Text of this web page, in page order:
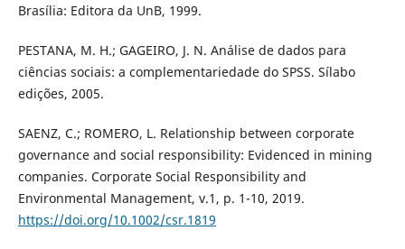
Brasília: Editora da UnB, 1999.
PESTANA, M. H.; GAGEIRO, J. N. Análise de dados para
ciências sociais: a complementariedade do SPSS. Sílabo
edições, 2005.
SAENZ, C.; ROMERO, L. Relationship between corporate
governance and social responsibility: Evidenced in mining
companies. Corporate Social Responsibility and
Environmental Management, v.1, p. 1-10, 2019.
https://doi.org/10.1002/csr.1819